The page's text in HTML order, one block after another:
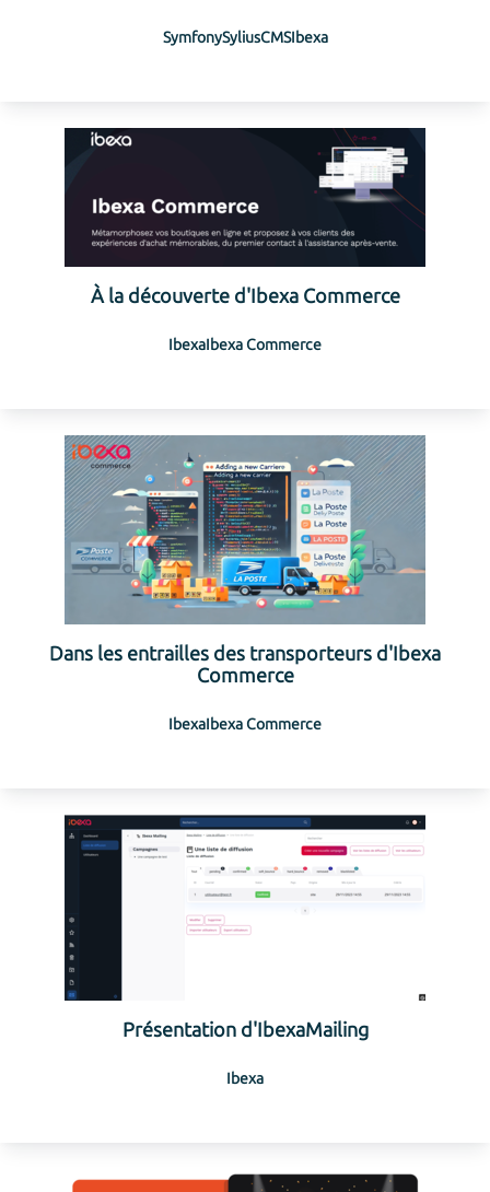
SymfonySyliusCMSIbexa
À la découverte d'Ibexa Commerce
IbexaIbexa Commerce
Dans les entrailles des transporteurs d'Ibexa
Commerce
IbexaIbexa Commerce
Présentation d'IbexaMailing
Ibexa